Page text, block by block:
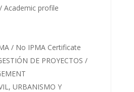
Academic profile
/ No IPMA Certificate
DE PROYECTOS /
URBANISMO Y